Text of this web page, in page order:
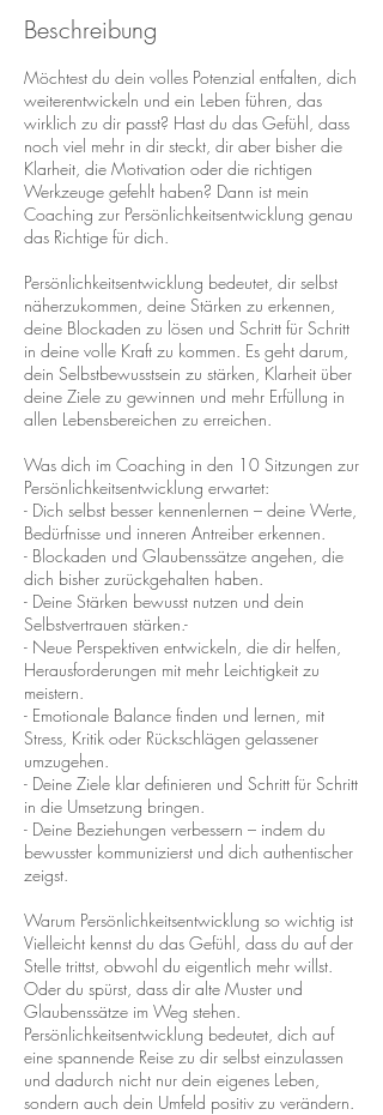
Beschreibung
Möchtest du dein volles Potenzial entfalten, dich
weiterentwickeln und ein Leben führen, das
wirklich zu dir passt? Hast du das Gefühl, dass
noch viel mehr in dir steckt, dir aber bisher die
Klarheit, die Motivation oder die richtigen
Werkzeuge gefehlt haben? Dann ist mein
Coaching zur Persönlichkeitsentwicklung genau
das Richtige für dich.
Persönlichkeitsentwicklung bedeutet, dir selbst
näherzukommen, deine Stärken zu erkennen,
deine Blockaden zu lösen und Schritt für Schritt
in deine volle Kraft zu kommen. Es geht darum,
dein Selbstbewusstsein zu stärken, Klarheit über
deine Ziele zu gewinnen und mehr Erfüllung in
allen Lebensbereichen zu erreichen.
Was dich im Coaching in den 10 Sitzungen zur
Persönlichkeitsentwicklung erwartet:
- Dich selbst besser kennenlernen – deine Werte,
Bedürfnisse und inneren Antreiber erkennen.
- Blockaden und Glaubenssätze angehen, die
dich bisher zurückgehalten haben.
- Deine Stärken bewusst nutzen und dein
Selbstvertrauen stärken.-
- Neue Perspektiven entwickeln, die dir helfen,
Herausforderungen mit mehr Leichtigkeit zu
meistern.
- Emotionale Balance finden und lernen, mit
Stress, Kritik oder Rückschlägen gelassener
umzugehen.
- Deine Ziele klar definieren und Schritt für Schritt
in die Umsetzung bringen.
- Deine Beziehungen verbessern – indem du
bewusster kommunizierst und dich authentischer
zeigst.
Warum Persönlichkeitsentwicklung so wichtig ist
Vielleicht kennst du das Gefühl, dass du auf der
Stelle trittst, obwohl du eigentlich mehr willst.
Oder du spürst, dass dir alte Muster und
Glaubenssätze im Weg stehen.
Persönlichkeitsentwicklung bedeutet, dich auf
eine spannende Reise zu dir selbst einzulassen
und dadurch nicht nur dein eigenes Leben,
sondern auch dein Umfeld positiv zu verändern.